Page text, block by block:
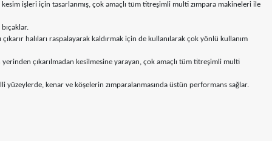
işleri için tasarlanmış, çok amaçlı tüm titreşimli multi zımpara makineleri ile
halıları raspalayarak kaldırmak için de kullanılarak çok yönlü kullanım
çıkarılmadan kesilmesine yarayan, çok amaçlı tüm titreşimli multi
kenar ve köşelerin zımparalanmasında üstün performans sağlar.